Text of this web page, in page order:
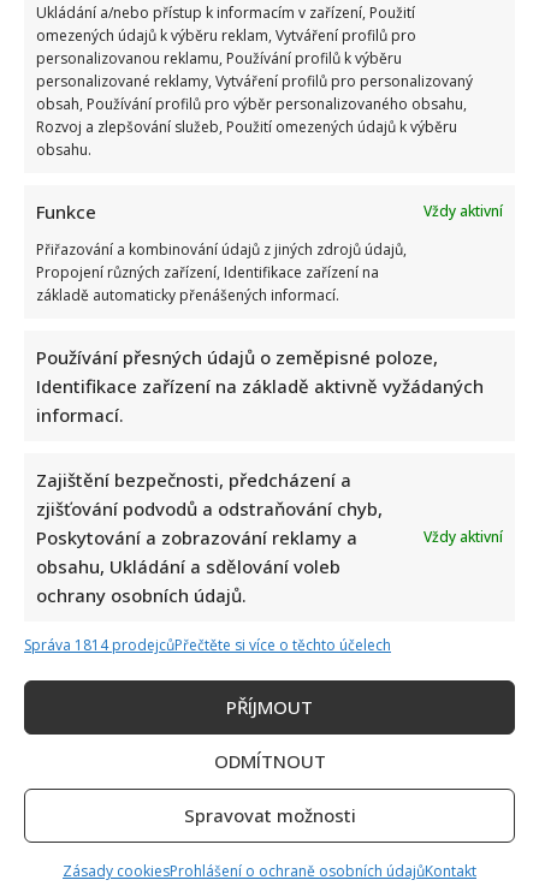
Ukládání a/nebo přístup k informacím v zařízení, Použití
omezených údajů k výběru reklam, Vytváření profilů pro
personalizovanou reklamu, Používání profilů k výběru
personalizované reklamy, Vytváření profilů pro personalizovaný
obsah, Používání profilů pro výběr personalizovaného obsahu,
Rozvoj a zlepšování služeb, Použití omezených údajů k výběru
obsahu.
Funkce
Vždy aktivní
Přiřazování a kombinování údajů z jiných zdrojů údajů,
Propojení různých zařízení, Identifikace zařízení na
základě automaticky přenášených informací.
Používání přesných údajů o zeměpisné poloze,
Identifikace zařízení na základě aktivně vyžádaných
informací.
Zajištění bezpečnosti, předcházení a
zjišťování podvodů a odstraňování chyb,
Poskytování a zobrazování reklamy a
obsahu, Ukládání a sdělování voleb
ochrany osobních údajů.
Vždy aktivní
Správa 1814 prodejcůPřečtěte si více o těchto účelech
PŘÍJMOUT
ODMÍTNOUT
Spravovat možnosti
Zásady cookiesProhlášení o ochraně osobních údajůKontakt
Tragický konec Františka Sahuly: Kytaristu Tří sester
Stačila jedna fotka z dovolené, aby se na Babiše snesla další
Test znalostí staré češtiny: 10 výrazů z počátku 20. století
odhalí, kdo by se tehdy domluvil